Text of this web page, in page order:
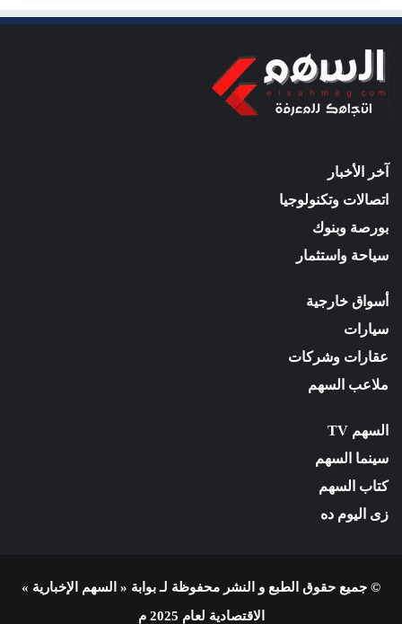
آخر الأخبار
اتصالات وتكنولوجيا
بورصة وبنوك
سياحة واستثمار
أسواق خارجية
سيارات
عقارات وشركات
ملاعب السهم
السهم TV
سينما السهم
كتاب السهم
زى اليوم ده
© جميع حقوق الطبع و النشر محفوظة لـ بوابة « السهم الإخبارية »
الاقتصادية لعام 2025 م